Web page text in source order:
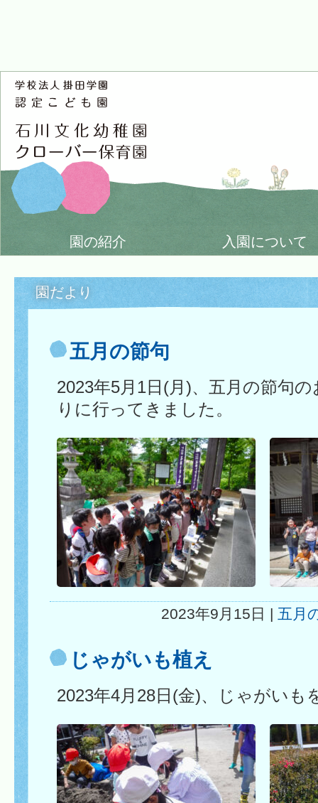
園の紹介 入園について
園だより
五月の節句
2023年5月1日(月)、五月の節句
りに行ってきました。
2023年9月15日 | 五月
じゃがいも植え
2023年4月28日(金)、じゃがいも